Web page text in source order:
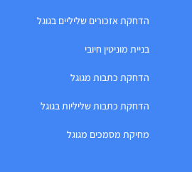
הדחקת אזכורים שליליים בגוגל
בניית מוניטין חיובי
הדחקת כתבות מגוגל
הדחקת כתבות שליליות בגוגל
מחיקת מסמכים מגוגל